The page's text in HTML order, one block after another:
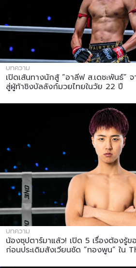
บทความ
เปิดเส้นทางนักสู้ “อาลีฟ ส.เดชะพันธ์
สู่ผู้ท้าชิงบัลลังก์มวยไทยในวัย 22 ปี
บทความ
น้องซุปตาร์มาแล้ว! เปิด 5 เรื่องต้องรู้ข
ก่อนประเดิมสังเวียนซัด “ทองพูน” ใน